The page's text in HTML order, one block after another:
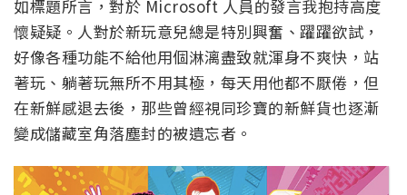
如標題所言，對於 Microsoft 人員的發言我抱持高度
懷疑疑。人對於新玩意兒總是特別興奮、躍躍欲試，
好像各種功能不給他用個淋漓盡致就渾身不爽快，站
著玩、躺著玩無所不用其極，每天用他都不厭倦，但
在新鮮感退去後，那些曾經視同珍寶的新鮮貨也逐漸
變成儲藏室角落塵封的被遺忘者。